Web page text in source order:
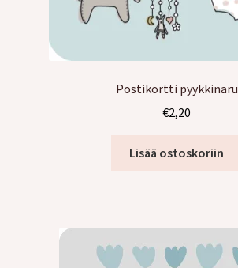
Postikortti pyykkinaru
€2,20
Lisää ostoskoriin